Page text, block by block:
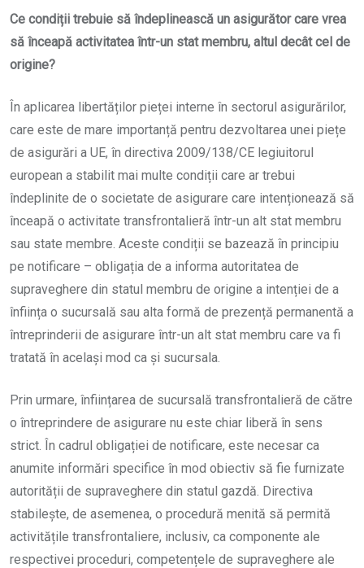
Ce condiții trebuie să îndeplinească un asigurător care vrea
să înceapă activitatea într-un stat membru, altul decât cel de
origine?
În aplicarea libertăților pieței interne în sectorul asigurărilor,
care este de mare importanță pentru dezvoltarea unei piețe
de asigurări a UE, în directiva 2009/138/CE legiuitorul
european a stabilit mai multe condiții care ar trebui
îndeplinite de o societate de asigurare care intenționează să
înceapă o activitate transfrontalieră într-un alt stat membru
sau state membre. Aceste condiții se bazează în principiu
pe notificare – obligația de a informa autoritatea de
supraveghere din statul membru de origine a intenției de a
înființa o sucursală sau alta formă de prezență permanentă a
întreprinderii de asigurare într-un alt stat membru care va fi
tratată în același mod ca și sucursala.
Prin urmare, înființarea de sucursală transfrontalieră de către
o întreprindere de asigurare nu este chiar liberă în sens
strict. În cadrul obligației de notificare, este necesar ca
anumite informări specifice în mod obiectiv să fie furnizate
autorității de supraveghere din statul gazdă. Directiva
stabilește, de asemenea, o procedură menită să permită
activitățile transfrontaliere, inclusiv, ca componente ale
respectivei proceduri, competențele de supraveghere ale